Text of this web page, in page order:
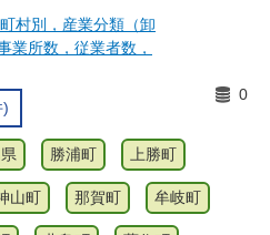
村別，産業分類（卸
業所数，従業者数，
)
0
勝浦町 上勝町
山町 那賀町 牟岐町